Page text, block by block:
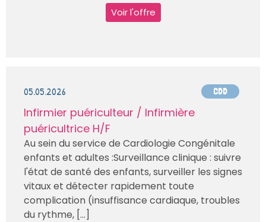
Voir l'offre
05.05.2026 CDD
Infirmier puériculteur / Infirmière
puéricultrice H/F
Au sein du service de Cardiologie Congénitale
enfants et adultes :Surveillance clinique : suivre
l'état de santé des enfants, surveiller les signes
vitaux et détecter rapidement toute
complication (insuffisance cardiaque, troubles
du rythme, [...]